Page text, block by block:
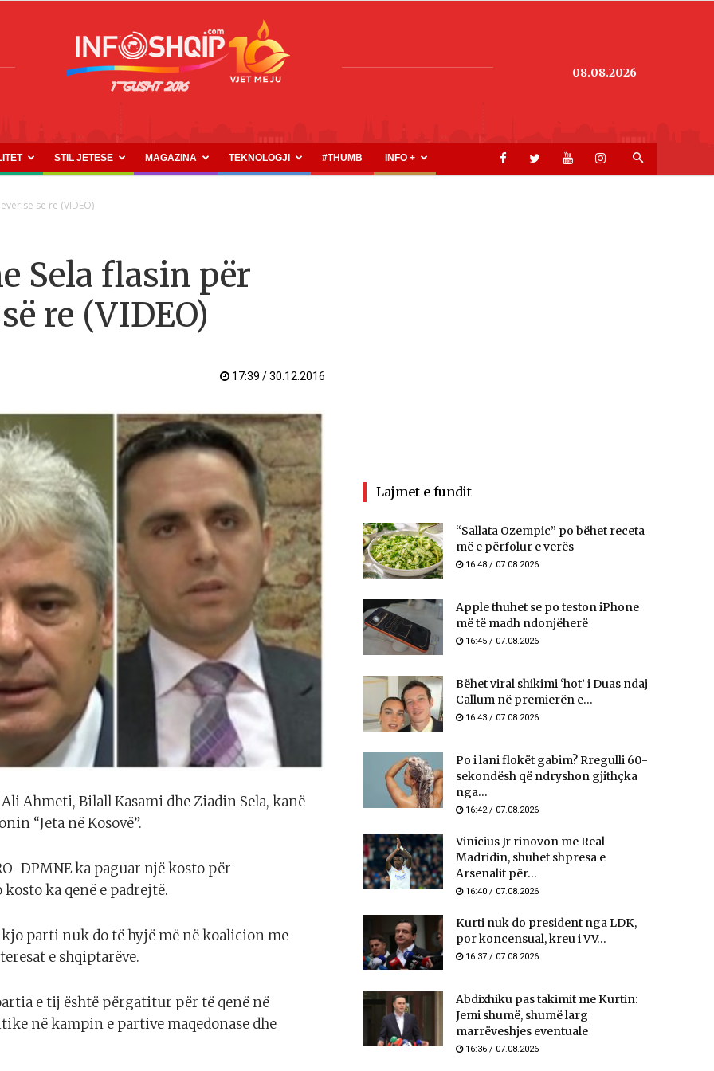
INFOSHQIP.COM
08.08.2026
STIL JETESE MAGAZINA TEKNOLOGJI #THUMB INFO +
së re (VIDEO)
Sela flasin për
re (VIDEO)
17:39 / 30.12.2016
Ahmeti, Bilall Kasami dhe Ziadin Sela, kanë
“Jeta në Kosovë”.
DPMNE ka paguar një kosto për
ka qenë e padrejtë.
kjo parti nuk do të hyjë më në koalicion me
e shqiptarëve.
e tij është përgatitur për të qenë në
në kampin e partive maqedonase dhe
Lajmet e fundit
“Sallata Ozempic” po bëhet receta
më e përfolur e verës
16:48 / 07.08.2026
Apple thuhet se po teston iPhone
më të madh ndonjëherë
16:45 / 07.08.2026
Bëhet viral shikimi ‘hot’ i Duas ndaj
Callum në premierën e...
16:43 / 07.08.2026
Po i lani flokët gabim? Rregulli 60-
sekondësh që ndryshon gjithçka
nga...
16:42 / 07.08.2026
Vinicius Jr rinovon me Real
Madridin, shuhet shpresa e
Arsenalit për...
16:40 / 07.08.2026
Kurti nuk do president nga LDK,
por koncensual, kreu i VV...
16:37 / 07.08.2026
Abdixhiku pas takimit me Kurtin:
Jemi shumë, shumë larg
marrëveshjes eventuale
16:36 / 07.08.2026